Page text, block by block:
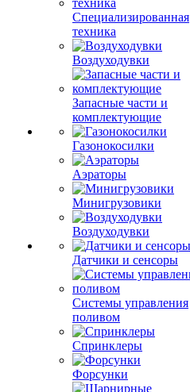
Специализированная
техника
Воздуходувки
Запасные части и
комплектующие
Газонокосилки
Аэраторы
Минигрузовики
Воздуходувки
Датчики и сенсоры
Системы управления
поливом
Спринклеры
Форсунки